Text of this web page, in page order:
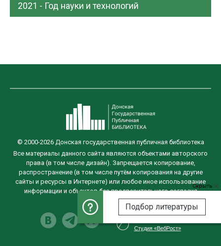
2021 - Год науки и технологий
Скрыть
Подбор литературы
© 2000-2026 Донская государственная публичная библиотека
Все материалы данного сайта являются объектами авторского
права (в том числе дизайн). Запрещается копирование,
распространение (в том числе путём копирования на другие
сайты и ресурсы в Интернете) или любое иное использование
информации и объектов без предварительного согласия
правообладателя.
Студия «ВебРост»